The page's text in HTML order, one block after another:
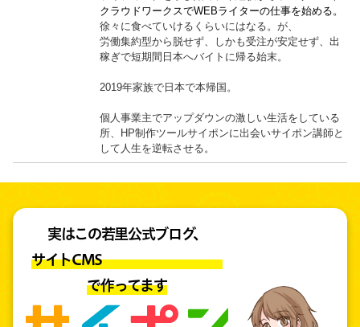
クラウドワークスでWEBライターの仕事を始める。
徐々に食べていけるくらいにはなる。が、
労働集約型から脱せず、しかも受注が安定せず、出
稼ぎで短期間日本へバイトに帰る始末。
2019年家族で日本で本帰国。
個人事業主でアップダウンの激しい生活をしている
所、HP制作ツールサイポンに出会いサイポン講師と
して人生を逆転させる。
実はこの若里公式ブログ、
サイトCMS
で作ってます